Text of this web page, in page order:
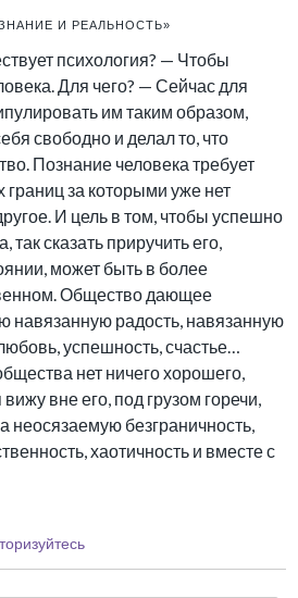
И РЕАЛЬНОСТЬ»
психология? — Чтобы
Для чего? — Сейчас для
им таким образом,
свободно и делал то, что
Познание человека требует
за которыми уже нет
И цель в том, чтобы успешно
так сказать приручить его,
может быть в более
Общество дающее
навязанную радость, навязанную
успешность, счастье…
нет ничего хорошего,
вне его, под грузом горечи,
неосязаемую безграничность,
хаотичность и вместе с